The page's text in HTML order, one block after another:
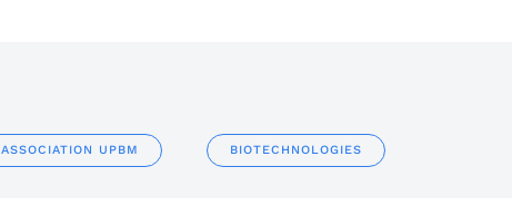
ASSOCIATION UPBM BIOTECHNOLOGIES